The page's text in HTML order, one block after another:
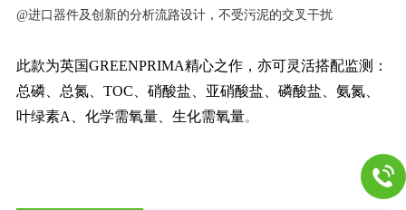
@进口器件及创新的分析流路设计，不受污泥的交叉干扰
此款为英国GREENPRIMA精心之作， 亦可灵活搭配监测：
总磷、总氮、TOC、硝酸盐、亚硝酸盐、磷酸盐、氨氮、
叶绿素A、化学需氧量、生化需氧量。